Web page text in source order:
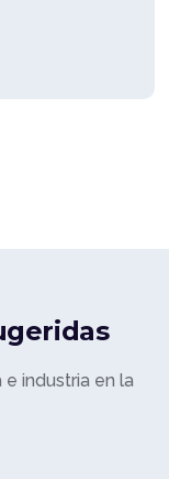
industria en la